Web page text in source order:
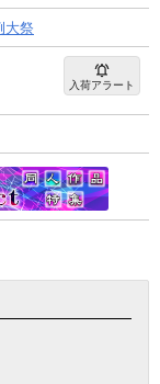
祭
入荷アラート